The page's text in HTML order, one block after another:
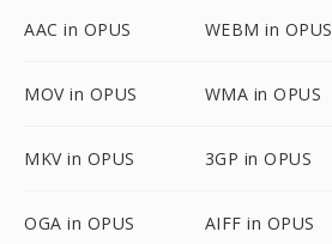
AAC in OPUS WEBM in OPUS
MOV in OPUS WMA in OPUS
MKV in OPUS 3GP in OPUS
OGA in OPUS AIFF in OPUS